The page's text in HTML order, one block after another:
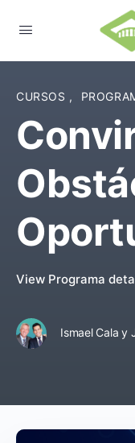
CURSOS ,
View Programa
Ismael Cala y